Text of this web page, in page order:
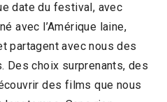
date du festival, avec
avec l’Amérique laine,
partagent avec nous des
Des choix surprenants, des
des films que nous